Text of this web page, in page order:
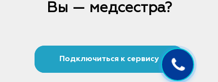
Вы — медсестра?
Подключиться к сервису